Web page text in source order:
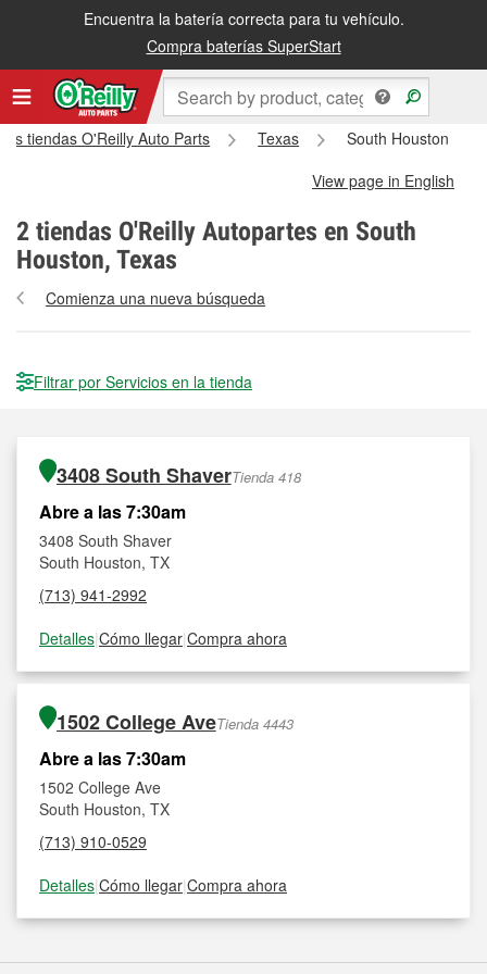
Encuentra la batería correcta para tu vehículo.
Compra baterías SuperStart
tiendas O'Reilly Auto Parts Texas
South Houston
View page in English
2 tiendas O'Reilly Autopartes en South
Houston, Texas
Comienza una nueva búsqueda
Filtrar por Servicios en la tienda
3408 South ShaverTienda 418
Abre a las 7:30am
3408 South Shaver
South Houston, TX
(713) 941-2992
Detalles|Cómo llegar|Compra ahora
1502 College AveTienda 4443
Abre a las 7:30am
1502 College Ave
South Houston, TX
(713) 910-0529
Detalles|Cómo llegar|Compra ahora